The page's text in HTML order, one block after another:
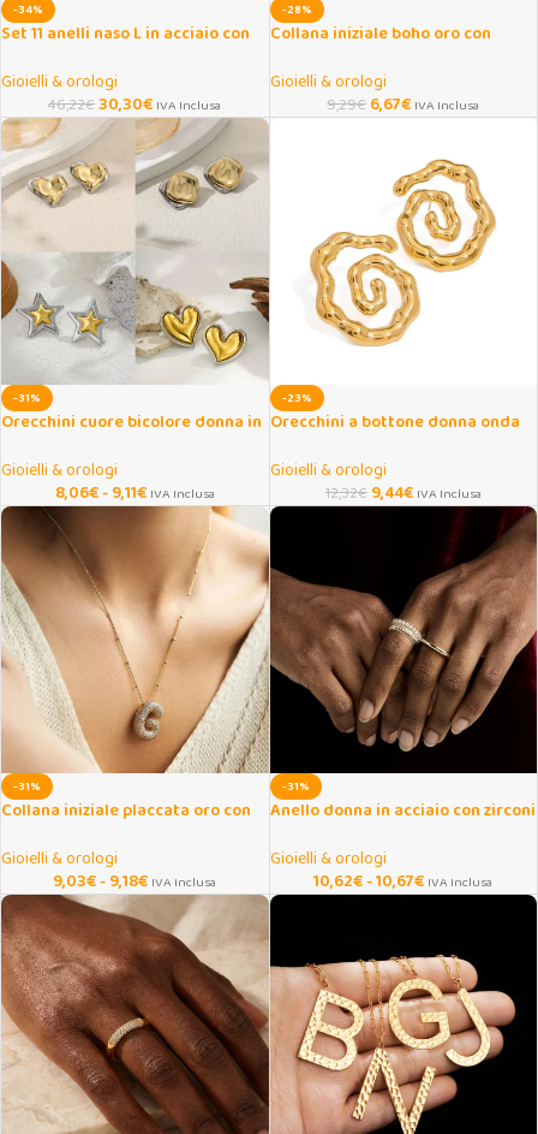
-34%
Set 11 anelli naso L in acciaio con
Gioielli & orologi
46,22€30,30€ IVA Inclusa
-28%
Collana iniziale boho oro con
Gioielli & orologi
9,29€6,67€ IVA Inclusa
-31%
Orecchini cuore bicolore donna in
Gioielli & orologi
8,06€-9,11€ IVA Inclusa
-23%
Orecchini a bottone donna onda
Gioielli & orologi
12,32€ 9,44€ IVA Inclusa
-31%
Collana iniziale placcata oro con
Gioielli & orologi
9,03€-9,18€ IVA Inclusa
-31%
Anello donna in acciaio con zirconi
Gioielli & orologi
10,62€-10,67€ IVA Inclusa